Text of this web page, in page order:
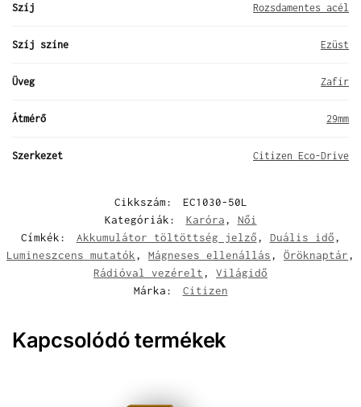
Szíj Rozsdamentes acél
Szíj színe Ezüst
Üveg Zafír
Átmérő 29mm
Szerkezet Citizen Eco-Drive
Cikkszám:
EC1030-50L
Kategóriák:
Karóra, Női
Címkék:
Akkumulátor töltöttség jelző, Duális idő,
Lumineszcens mutatók, Mágneses ellenállás, Öröknaptár,
Rádióval vezérelt, Világidő
Márka:
Citizen
Kapcsolódó termékek